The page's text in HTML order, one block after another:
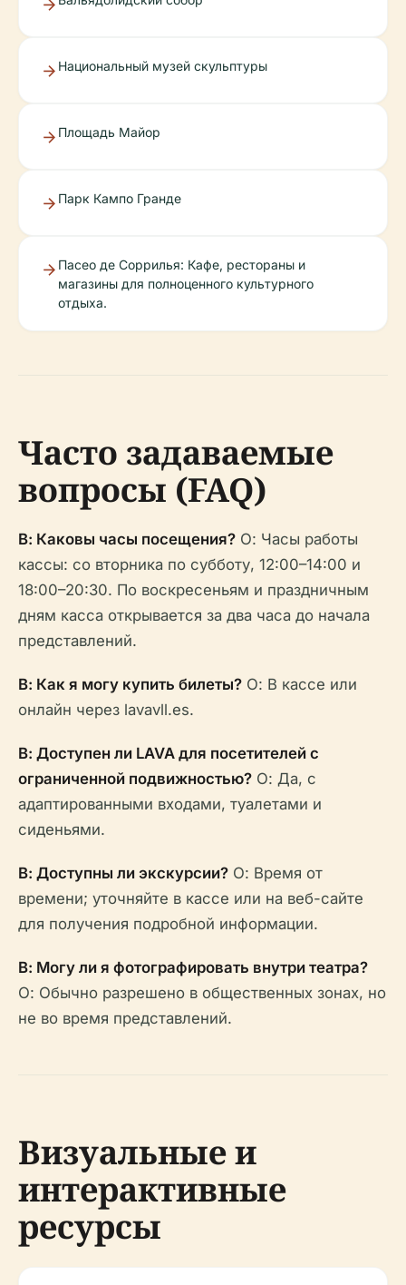
Национальный музей скульптуры
Площадь Майор
Парк Кампо Гранде
Пасео де Соррилья: Кафе, рестораны и
магазины для полноценного культурного
отдыха.
Часто задаваемые
вопросы (FAQ)
В: Каковы часы посещения? О: Часы работы
кассы: со вторника по субботу, 12:00–14:00 и
18:00–20:30. По воскресеньям и праздничным
дням касса открывается за два часа до начала
представлений.
В: Как я могу купить билеты? О: В кассе или
онлайн через lavavll.es.
В: Доступен ли LAVA для посетителей с
ограниченной подвижностью? О: Да, с
адаптированными входами, туалетами и
сиденьями.
В: Доступны ли экскурсии? О: Время от
времени; уточняйте в кассе или на веб-сайте
для получения подробной информации.
В: Могу ли я фотографировать внутри театра?
О: Обычно разрешено в общественных зонах, но
не во время представлений.
Визуальные и
интерактивные
ресурсы